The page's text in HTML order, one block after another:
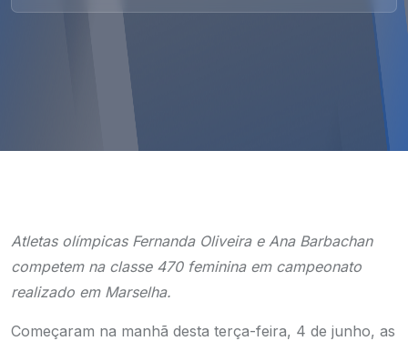
Atletas olímpicas Fernanda Oliveira e Ana Barbachan
competem na classe 470 feminina em campeonato
realizado em Marselha.
Começaram na manhã desta terça-feira, 4 de junho, as